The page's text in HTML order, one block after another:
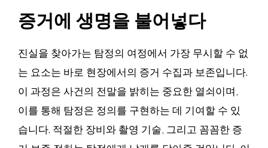
증거에 생명을 불어넣다
진실을 찾아가는 탐정의 여정에서 가장 무시할 수 없
는 요소는 바로 현장에서의 증거 수집과 보존입니다.
이 과정은 사건의 전말을 밝히는 중요한 열쇠이며,
이를 통해 탐정은 정의를 구현하는 데 기여할 수 있
습니다. 적절한 장비와 촬영 기술, 그리고 꼼꼼한 증